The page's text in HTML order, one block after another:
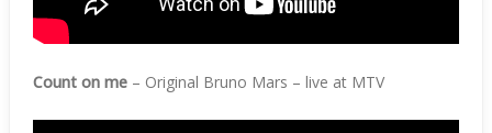
Count on me – Original Bruno Mars – live at MTV